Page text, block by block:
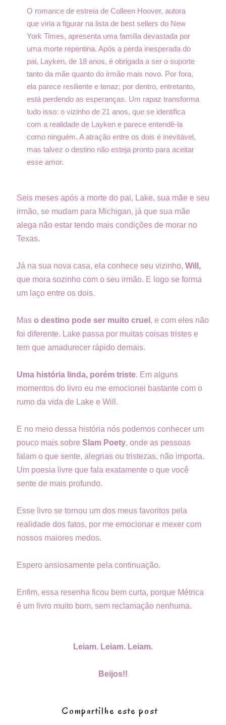
O romance de estreia de Colleen Hoover, autora
que viria a figurar na lista de best sellers do New
York Times, apresenta uma família devastada por
uma morte repentina. Após a perda inesperada do
pai, Layken, de 18 anos, é obrigada a ser o suporte
tanto da mãe quanto do irmão mais novo. Por fora,
ela parece resiliente e tenaz; por dentro, entretanto,
está perdendo as esperanças. Um rapaz transforma
tudo isso: o vizinho de 21 anos, que se identifica
com a realidade de Layken e parece entendê-la
como ninguém. A atração entre os dois é inevitável,
mas talvez o destino não esteja pronto para aceitar
esse amor.
Seis meses após a morte do pai, Lake, sua mãe e seu
irmão, se mudam para Michigan, já que sua mãe
alega não estar tendo mais condições de morar no
Texas.
Já na sua nova casa, ela conhece seu vizinho, Will,
que mora sozinho com o seu irmão. E logo se forma
um laço entre os dois.
Mas o destino pode ser muito cruel , e com eles não
foi diferente. Lake passa por muitas coisas tristes e
tem que amadurecer rápido demais.
Uma história linda, porém triste. Em alguns
momentos do livro eu me emocionei bastante com o
rumo da vida de Lake e Will.
E no meio dessa história nós podemos conhecer um
pouco mais sobre Slam Poety, onde as pessoas
falam o que sente, alegrias ou tristezas, não importa.
Um poesia livre que fala exatamente o que você
sente de mais profundo.
Esse livro se tornou um dos meus favoritos pela
realidade dos fatos, por me emocionar e mexer com
nossos maiores medos.
Espero ansiosamente pela continuação.
Enfim, essa resenha ficou bem curta, porque Métrica
é um livro muito bom, sem reclamação nenhuma.
Leiam. Leiam. Leiam.
Beijos!!
Compartilhe este post